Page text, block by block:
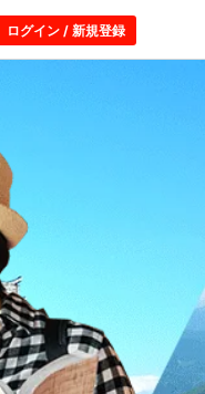
ログイン / 新規登録